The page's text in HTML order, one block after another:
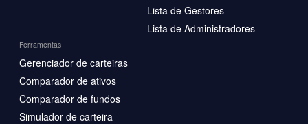
Lista de Gestores
Lista de Administradores
Ferramentas
Gerenciador de carteiras
Comparador de ativos
Comparador de fundos
Simulador de carteira